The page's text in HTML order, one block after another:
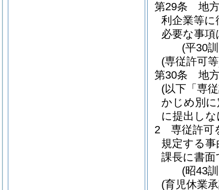
第29条
地
利企業等
必要な事
(平30
(専従許可
第30条
地
(以下「専
かじめ別
に提出し
2
専従許可
規定する
課長に書
(昭43
(育児休業